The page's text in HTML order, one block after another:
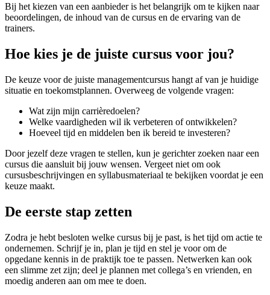
Bij het kiezen van een aanbieder is het belangrijk om te kijken naar
beoordelingen, de inhoud van de cursus en de ervaring van de
trainers.
Hoe kies je de juiste cursus voor jou?
De keuze voor de juiste managementcursus hangt af van je huidige
situatie en toekomstplannen. Overweeg de volgende vragen:
Wat zijn mijn carrièredoelen?
Welke vaardigheden wil ik verbeteren of ontwikkelen?
Hoeveel tijd en middelen ben ik bereid te investeren?
Door jezelf deze vragen te stellen, kun je gerichter zoeken naar een
cursus die aansluit bij jouw wensen. Vergeet niet om ook
cursusbeschrijvingen en syllabusmateriaal te bekijken voordat je een
keuze maakt.
De eerste stap zetten
Zodra je hebt besloten welke cursus bij je past, is het tijd om actie te
ondernemen. Schrijf je in, plan je tijd en stel je voor om de
opgedane kennis in de praktijk toe te passen. Netwerken kan ook
een slimme zet zijn; deel je plannen met collega’s en vrienden, en
moedig anderen aan om mee te doen.